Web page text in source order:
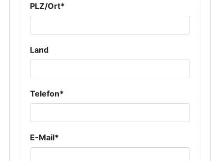
PLZ/Ort*
Land
Telefon*
E-Mail*